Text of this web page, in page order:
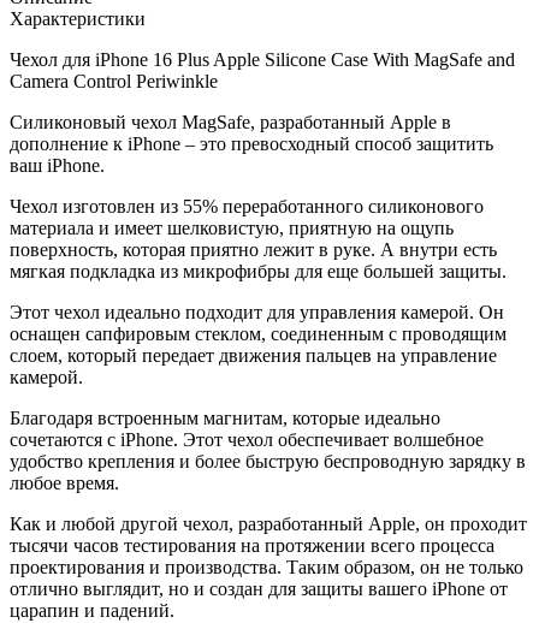
Характеристики
Чехол для iPhone 16 Plus Apple Silicone Case With MagSafe and
Camera Control Periwinkle
Силиконовый чехол MagSafe, разработанный Apple в
дополнение к iPhone – это превосходный способ защитить
ваш iPhone.
Чехол изготовлен из 55% переработанного силиконового
материала и имеет шелковистую, приятную на ощупь
поверхность, которая приятно лежит в руке. А внутри есть
мягкая подкладка из микрофибры для еще большей защиты.
Этот чехол идеально подходит для управления камерой. Он
оснащен сапфировым стеклом, соединенным с проводящим
слоем, который передает движения пальцев на управление
камерой.
Благодаря встроенным магнитам, которые идеально
сочетаются с iPhone. Этот чехол обеспечивает волшебное
удобство крепления и более быструю беспроводную зарядку в
любое время.
Как и любой другой чехол, разработанный Apple, он проходит
тысячи часов тестирования на протяжении всего процесса
проектирования и производства. Таким образом, он не только
отлично выглядит, но и создан для защиты вашего iPhone от
царапин и падений.